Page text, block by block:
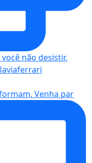
Venha par